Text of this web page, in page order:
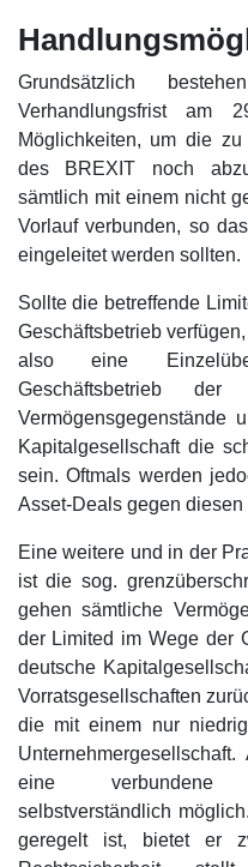
Grundsätzlich
Verhandlungsfrist am
Möglichkeiten, um die
des BREXIT noch
sämtlich mit einem nicht
Vorlauf verbunden, so
eingeleitet werden sollten.
Sollte die betreffende
Geschäftsbetrieb
also eine
Geschäftsbetrieb der
Vermögensgegenstände
Kapitalgesellschaft die
sein. Oftmals werden
Asset-Deals gegen diesen
Eine weitere und in der
ist die sog.
gehen sämtliche
der Limited im Wege der
deutsche
Vorratsgesellschaften
die mit einem nur
eine verbundene
selbstverständlich
geregelt ist, bietet er